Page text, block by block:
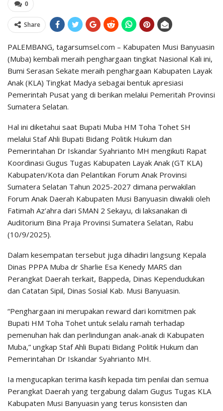
0
Share
PALEMBANG, tagarsumsel.com – Kabupaten Musi Banyuasin
(Muba) kembali meraih penghargaan tingkat Nasional Kali ini,
Bumi Serasan Sekate meraih penghargaan Kabupaten Layak
Anak (KLA) Tingkat Madya sebagai bentuk apresiasi
Pemerintah Pusat yang di berikan melalui Pemeritah Provinsi
Sumatera Selatan.
Hal ini diketahui saat Bupati Muba HM Toha Tohet SH
melalui Staf Ahli Bupati Bidang Politik Hukum dan
Pemerintahan Dr Iskandar Syahrianto MH mengikuti Rapat
Koordinasi Gugus Tugas Kabupaten Layak Anak (GT KLA)
Kabupaten/Kota dan Pelantikan Forum Anak Provinsi
Sumatera Selatan Tahun 2025-2027 dimana perwakilan
Forum Anak Daerah Kabupaten Musi Banyuasin diwakili oleh
Fatimah Az’ahra dari SMAN 2 Sekayu, di laksanakan di
Auditorium Bina Praja Provinsi Sumatera Selatan, Rabu
(10/9/2025).
Dalam kesempatan tersebut juga dihadiri langsung Kepala
Dinas PPPA Muba dr Sharlie Esa Kenedy MARS dan
Perangkat Daerah terkait, Bappeda, Dinas Kependudukan
dan Catatan Sipil, Dinas Sosial Kab. Musi Banyuasin.
“Penghargaan ini merupakan reward dari komitmen pak
Bupati HM Toha Tohet untuk selalu ramah terhadap
pemenuhan hak dan perlindungan anak-anak di Kabupaten
Muba,” ungkap Staf Ahli Bupati Bidang Politik Hukum dan
Pemerintahan Dr Iskandar Syahrianto MH.
Ia mengucapkan terima kasih kepada tim penilai dan semua
Perangkat Daerah yang tergabung dalam Gugus Tugas KLA
Kabupaten Musi Banyuasin yang terus konsisten dan